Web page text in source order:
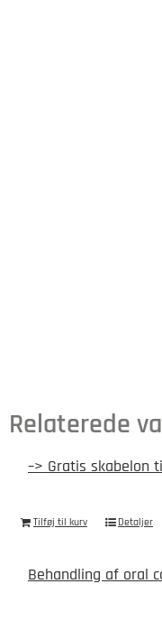
Relaterede
–> Gratis skabelon
Tilføj til kurv Detaljer
Behandling af oral